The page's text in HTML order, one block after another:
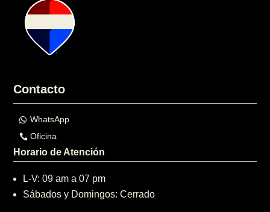
Contacto
WhatsApp
Oficina
Horario de Atención
L-V: 09 am a 07 pm
Sábados y Domingos: Cerrado